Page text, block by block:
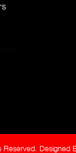
Designed